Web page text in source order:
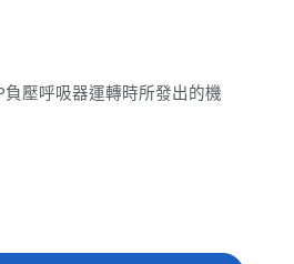
壓呼吸器運轉時所發出的機